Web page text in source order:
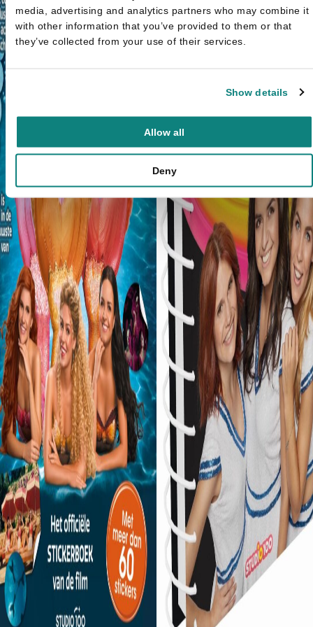
media, advertising and analytics partners who may combine it
with other information that you’ve provided to them or that
they’ve collected from your use of their services.
Show details
Allow all
Deny